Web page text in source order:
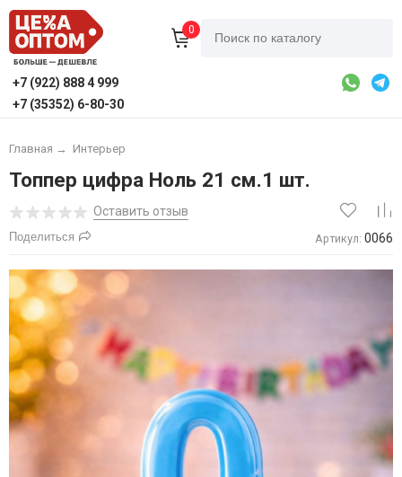
0
+7 (922) 888 4 999
+7 (35352) 6-80-30
Главная → Интерьер
Топпер цифра Ноль 21 см.1 шт.
Оставить отзыв
Поделиться Артикул: 0066